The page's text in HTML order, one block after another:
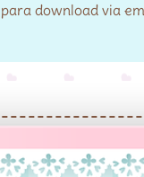
para download via